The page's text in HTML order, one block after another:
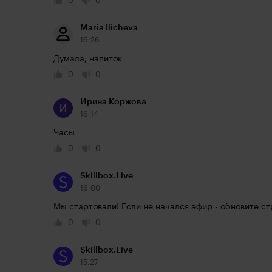
Maria Ilicheva
16:26
Думала, напиток
0
0
Ирина Коржова
16:14
Часы
0
0
Skillbox.Live
16:00
Мы стартовали! Если не начался эфир - обновите
0
0
Skillbox.Live
15:27